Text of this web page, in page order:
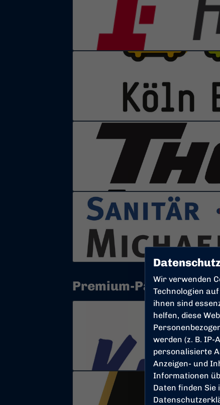
Wir verwenden
Technologien
ihnen sind
helfen, diese
werden (z. B. IP-
personalisierte
Anzeigen- und
Informationen
Daten finden
Premium-Partner